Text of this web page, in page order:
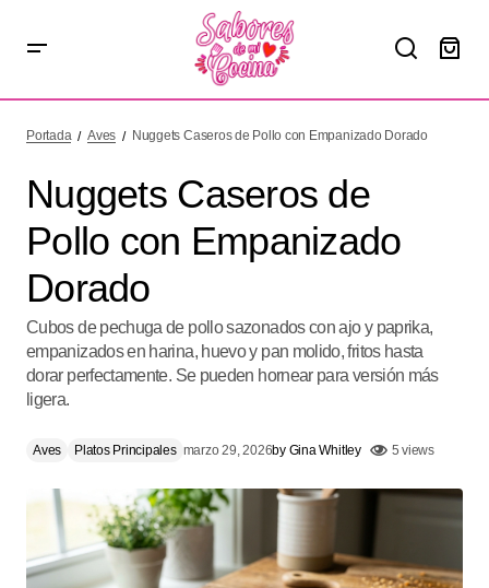
Portada Aves Nuggets Caseros de Pollo con Empanizado Dorado
Nuggets Caseros de
Pollo con Empanizado
Dorado
Cubos de pechuga de pollo sazonados con ajo y paprika,
empanizados en harina, huevo y pan molido, fritos hasta
dorar perfectamente. Se pueden hornear para versión más
ligera.
Aves Platos Principales marzo 29, 2026by Gina Whitley 5 views